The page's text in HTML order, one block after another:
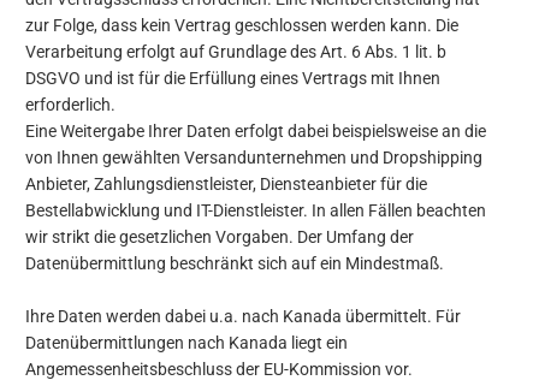
zur Folge, dass kein Vertrag geschlossen werden kann. Die
Verarbeitung erfolgt auf Grundlage des Art. 6 Abs. 1 lit. b
DSGVO und ist für die Erfüllung eines Vertrags mit Ihnen
erforderlich.
Eine Weitergabe Ihrer Daten erfolgt dabei beispielsweise an die
von Ihnen gewählten Versandunternehmen und Dropshipping
Anbieter, Zahlungsdienstleister, Diensteanbieter für die
Bestellabwicklung und IT-Dienstleister. In allen Fällen beachten
wir strikt die gesetzlichen Vorgaben. Der Umfang der
Datenübermittlung beschränkt sich auf ein Mindestmaß.
Ihre Daten werden dabei u.a. nach Kanada übermittelt. Für
Datenübermittlungen nach Kanada liegt ein
Angemessenheitsbeschluss der EU-Kommission vor.